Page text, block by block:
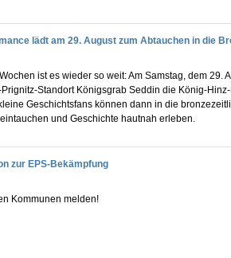
lädt am 29. August zum Abtauchen in die
ist es wieder so weit: Am Samstag, dem 29.
Standort Königsgrab Seddin die König-
Geschichtsfans können dann in die
und Geschichte hautnah erleben.
zur EPS-Bekämpfung
Kommunen melden!